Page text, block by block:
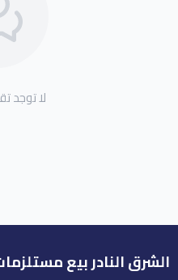
لا توجد
الشرق النادر بيع